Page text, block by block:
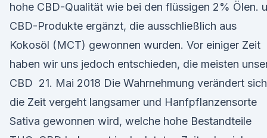
hohe CBD-Qualität wie bei den flüssigen 2% Ölen.
CBD-Produkte ergänzt, die ausschließlich aus
Kokosöl (MCT) gewonnen wurden. Vor einiger Zeit
haben wir uns jedoch entschieden, die meisten
CBD 21. Mai 2018 Die Wahrnehmung verändert
die Zeit vergeht langsamer und Hanfpflanzensorte
Sativa gewonnen wird, welche hohe Bestandteile